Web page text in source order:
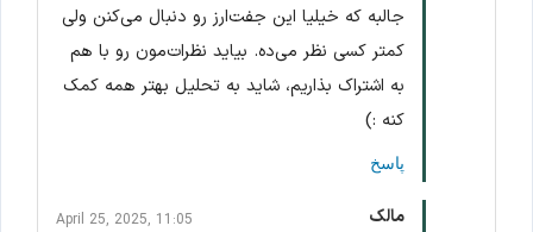
جالبه که خیلیا این جفت‌ارز رو دنبال می‌کنن ولی
کمتر کسی نظر می‌ده. بیاید نظرات‌مون رو با هم
به اشتراک بذاریم، شاید به تحلیل بهتر همه کمک
کنه :)
پاسخ
مالک April 25, 2025, 11:05